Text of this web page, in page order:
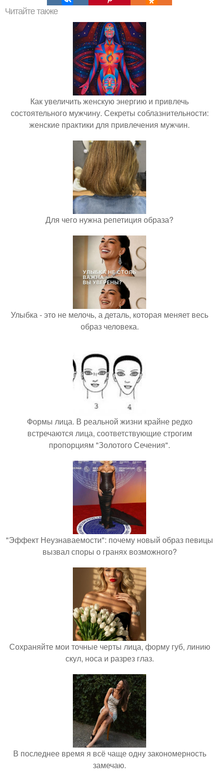
Читайте также
Как увеличить женскую энергию и привлечь
состоятельного мужчину. Секреты соблазнительности:
женские практики для привлечения мужчин.
Для чего нужна репетиция образа?
Улыбка - это не мелочь, а деталь, которая меняет весь
образ человека.
Формы лица. В реальной жизни крайне редко
встречаются лица, соответствующие строгим
пропорциям "Золотого Сечения".
"Эффект Неузнаваемости": почему новый образ певицы
вызвал споры о гранях возможного?
Сохраняйте мои точные черты лица, форму губ, линию
скул, носа и разрез глаз.
В последнее время я всё чаще одну закономерность
замечаю.